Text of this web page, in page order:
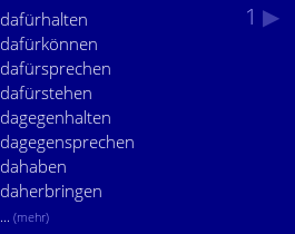
1 ▶
dafürhalten
dafürkönnen
dafürsprechen
dafürstehen
dagegenhalten
dagegensprechen
dahaben
daherbringen
... (mehr)